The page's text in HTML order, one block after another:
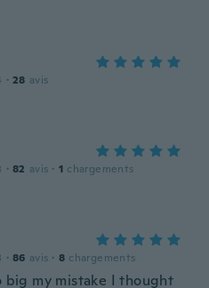
· 28 avis
· 82 avis · 1 chargements
· 86 avis · 8 chargements
big my mistake I thought